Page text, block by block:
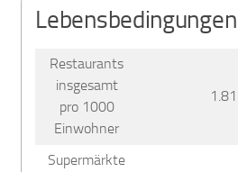
Lebensbedingungen
Restaurants
insgesamt
pro 1000
Einwohner
1.81
Supermärkte